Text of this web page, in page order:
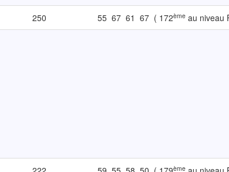
250 55 67 61 67 ( 172ème au niveau
ème